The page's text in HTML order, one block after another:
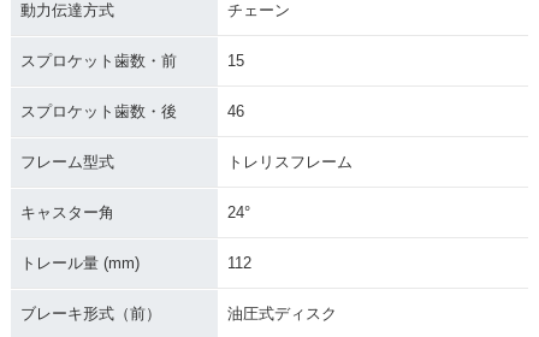
動力伝達方式 チェーン
スプロケット歯数・前 15
スプロケット歯数・後 46
フレーム型式 トレリスフレーム
キャスター角 24°
トレール量 (mm) 112
ブレーキ形式（前） 油圧式ディスク